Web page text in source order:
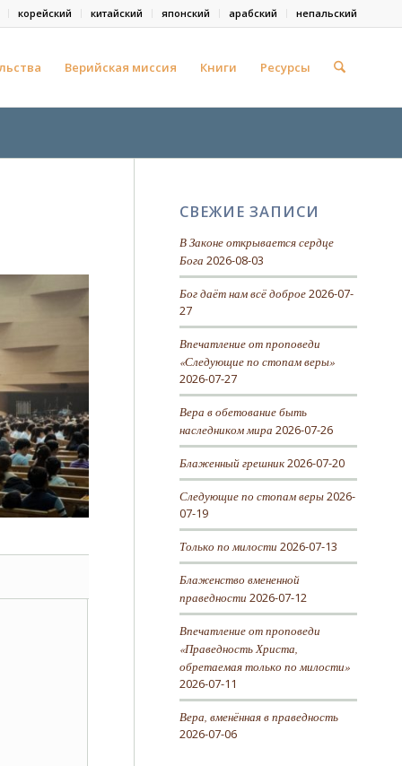
корейский китайский японский арабский непальский
Верийская миссия Книги Ресурсы
СВЕЖИЕ ЗАПИСИ
В Законе открывается сердце
Бога 2026-08-03
Бог даёт нам всё доброе2026-07-
27
Впечатление от проповеди
«Следующие по стопам веры»
2026-07-27
Вера в обетование быть
наследником мира 2026-07-26
Блаженный грешник2026-07-20
Следующие по стопам веры2026-
07-19
Только по милости 2026-07-13
Блаженство вмененной
праведности 2026-07-12
Впечатление от проповеди
«Праведность Христа,
обретаемая только по милости»
2026-07-11
Вера, вменённая в праведность
2026-07-06